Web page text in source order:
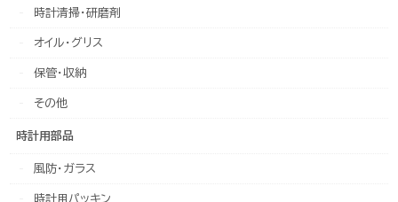
時計清掃・研磨剤
オイル・グリス
保管・収納
その他
時計用部品
風防・ガラス
時計用パッキン